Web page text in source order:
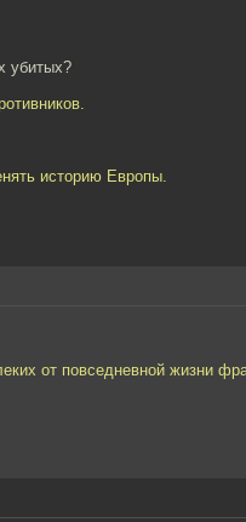
убитых?
историю Европы.
от повседневной жизни